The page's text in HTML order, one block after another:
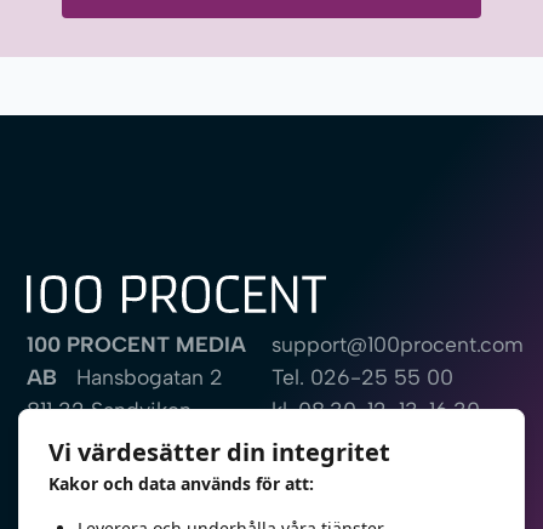
100 PROCENT MEDIA
AB Hansbogatan 2
811 32 Sandviken
Sweden
Fjärrsupport
support@100procent.com
Tel. 026-25 55 00
kl. 08.30-12, 13-16.30
Vi värdesätter din integritet
Kakor och data används för att: